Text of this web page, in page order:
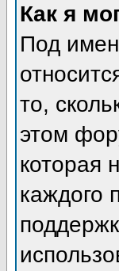
Как я
Под
то,
этом
которая
каждого